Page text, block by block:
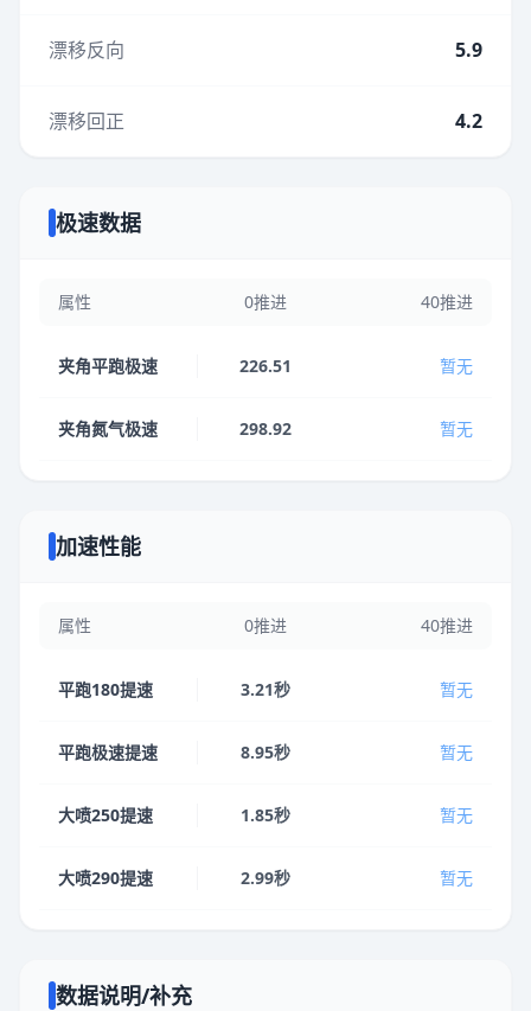
漂移反向 5.9
漂移回正 4.2
极速数据
属性 0推进 40推进
夹角平跑极速 226.51 暂无
夹角氮气极速 298.92 暂无
加速性能
属性 0推进 40推进
平跑180提速 3.21秒 暂无
平跑极速提速 8.95秒 暂无
大喷250提速 1.85秒 暂无
大喷290提速 2.99秒 暂无
数据说明/补充